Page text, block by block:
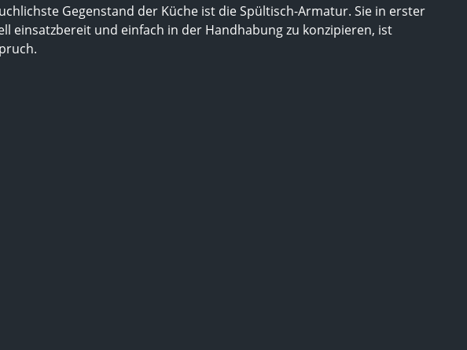
Gegenstand der Küche ist die Spültisch-Armatur. Sie in erster
einsatzbereit und einfach in der Handhabung zu konzipieren, ist